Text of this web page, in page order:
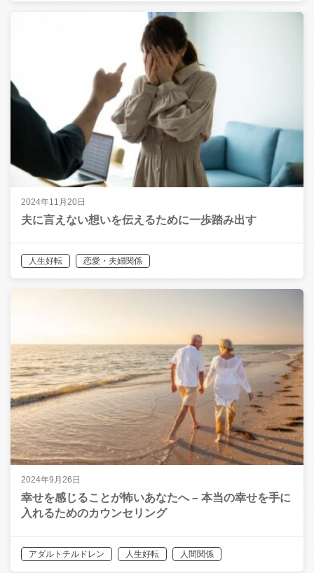
2024年11月20日
夫に言えない想いを伝えるために一歩踏み出す
人生好転 恋愛・夫婦関係
2024年9月26日
幸せを感じることが怖いあなたへ – 本当の幸せを手に
入れるためのカウンセリング
アダルトチルドレン 人生好転 人間関係